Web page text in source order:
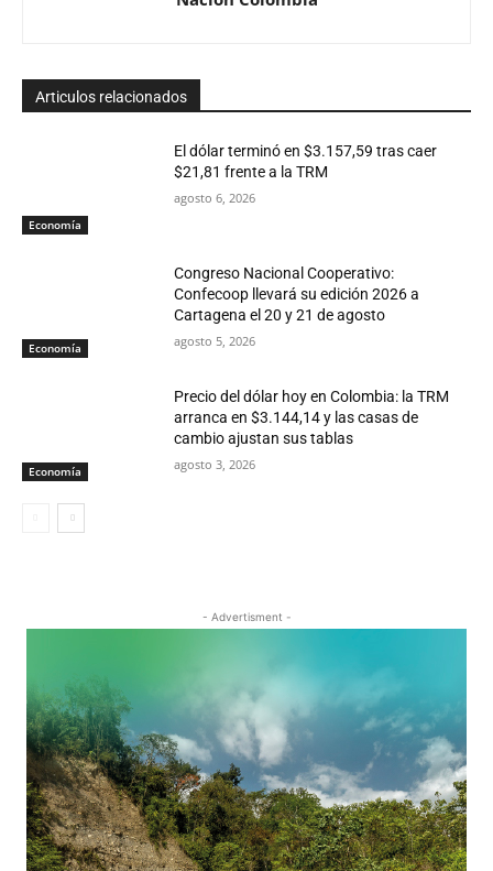
Articulos relacionados
Economía
El dólar terminó en $3.157,59 tras caer
$21,81 frente a la TRM
agosto 6, 2026
Economía
Congreso Nacional Cooperativo:
Confecoop llevará su edición 2026 a
Cartagena el 20 y 21 de agosto
agosto 5, 2026
Economía
Precio del dólar hoy en Colombia: la TRM
arranca en $3.144,14 y las casas de
cambio ajustan sus tablas
agosto 3, 2026
- Advertisment -